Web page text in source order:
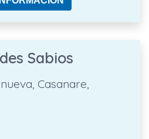
Sabios
Casanare,